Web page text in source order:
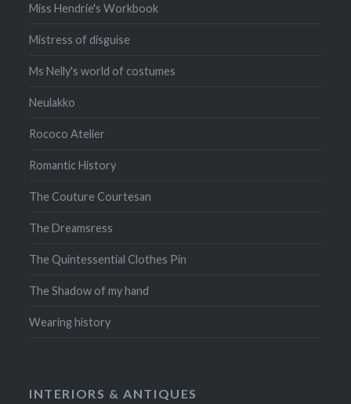
Miss Hendrie's Workbook
Mistress of disguise
Ms Nelly's world of costumes
Neulakko
Rococo Atelier
Romantic History
The Couture Courtesan
The Dreamsress
The Quintessential Clothes Pin
The Shadow of my hand
Wearing history
INTERIORS & ANTIQUES